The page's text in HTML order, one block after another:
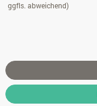
ggfls. abweichend)